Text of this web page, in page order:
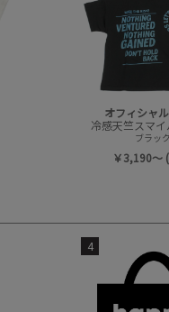
オフィシャ
冷感天竺スマ
ブラック
￥3,190～
4